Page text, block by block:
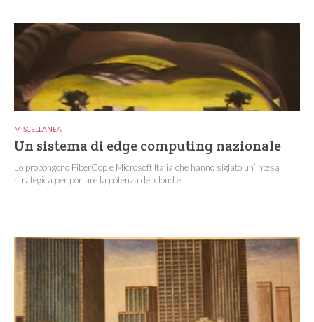
MISCELLANEA
Un sistema di edge computing nazionale
Lo propongono FiberCop e Microsoft Italia che hanno siglato un’intesa
strategica per portare la potenza del cloud e...